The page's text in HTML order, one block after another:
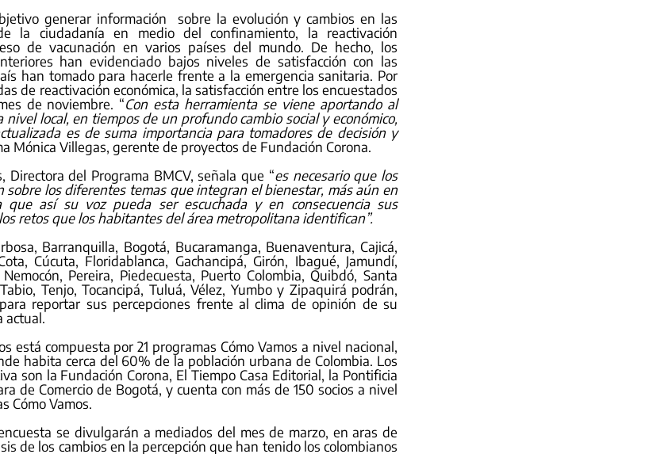
generar información  sobre la evolución y cambios en las
la ciudadanía en medio del confinamiento, la reactivación
de vacunación en varios países del mundo. De hecho, los
han evidenciado bajos niveles de satisfacción con las
han tomado para hacerle frente a la emergencia sanitaria. Por
de reactivación económica, la satisfacción entre los encuestados
de noviembre. “Con esta herramienta se viene aportando al
local, en tiempos de un profundo cambio social y económico,
es de suma importancia para tomadores de decisión y
Mónica Villegas, gerente de proyectos de Fundación Corona.
Directora del Programa BMCV, señala que “es necesario que los
sobre los diferentes temas que integran el bienestar, más aún en
que así su voz pueda ser escuchada y en consecuencia sus
retos que los habitantes del área metropolitana identifican”.
Barranquilla, Bogotá, Bucaramanga, Buenaventura, Cajicá,
Cúcuta, Floridablanca, Gachancipá, Girón, Ibagué, Jamundí,
Pereira, Piedecuesta, Puerto Colombia, Quibdó, Santa
Tenjo, Tocancipá, Tuluá, Vélez, Yumbo y Zipaquirá podrán,
reportar sus percepciones frente al clima de opinión de su
actual.
está compuesta por 21 programas Cómo Vamos a nivel nacional,
habita cerca del 60% de la población urbana de Colombia. Los
son la Fundación Corona, El Tiempo Casa Editorial, la Pontificia
de Comercio de Bogotá, y cuenta con más de 150 socios a nivel
Cómo Vamos.
se divulgarán a mediados del mes de marzo, en aras de
de los cambios en la percepción que han tenido los colombianos